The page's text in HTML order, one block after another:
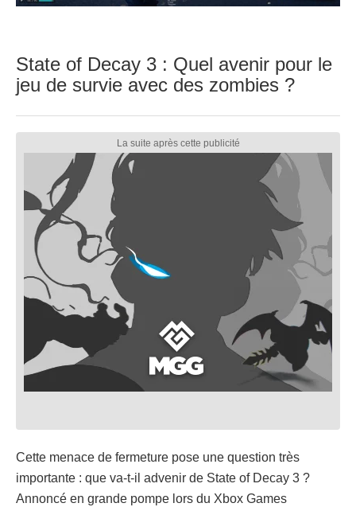
State of Decay 3 : Quel avenir pour le
jeu de survie avec des zombies ?
Cette menace de fermeture pose une question très
importante : que va-t-il advenir de State of Decay 3 ?
Annoncé en grande pompe lors du Xbox Games